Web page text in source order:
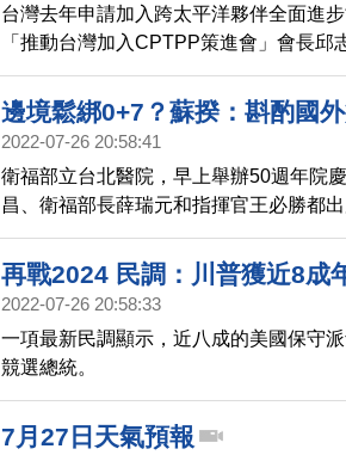
台灣去年申請加入跨太平洋夥伴全面進
「推動台灣加入CPTPP策進會」會長邱
會」會長郭國文等9位立委近日將出訪，
會外交爭取各國支持，強力助攻台灣加
訪日，也透露將比照美國推動日本版的「
邊境鬆綁0+7？蘇揆：斟酌國
2022-07-26 20:58:41
衛福部立台北醫院，早上舉辦50週年院
昌、衛福部長薛瑞元和指揮官王必勝都
境何時鬆綁「0+7」？蘇貞昌回應，雖
狀況仍然嚴峻，必須謹慎評估。
再戰2024 民調：川普獲近8成
2022-07-26 20:58:33
一項最新民調顯示，近八成的美國保守
競選總統。
7月27日天氣預報